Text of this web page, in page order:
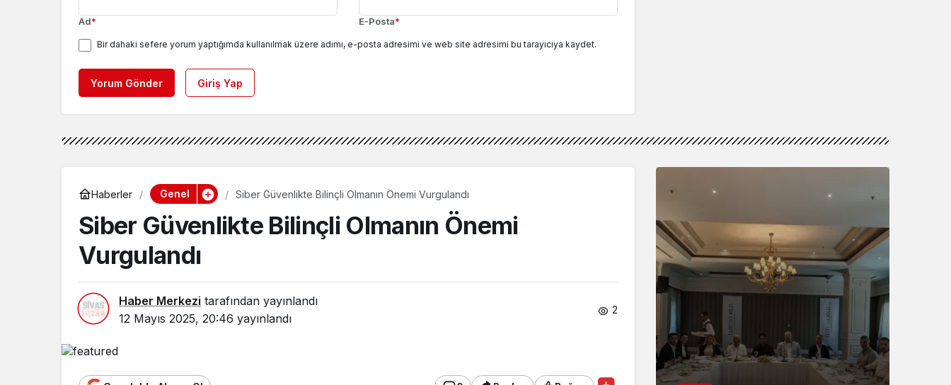
Ad* E-Posta*
Bir dahaki sefere yorum yaptığımda kullanılmak üzere adımı, e-posta adresimi ve web site adresimi bu tarayıcıya kaydet.
Yorum Gönder Giriş Yap
Haberler Genel Siber Güvenlikte Bilinçli Olmanın Önemi Vurgulandı
Siber Güvenlikte Bilinçli Olmanın Önemi
Vurgulandı
Haber Merkezi tarafından yayınlandı
12 Mayıs 2025, 20:46 yayınlandı
2